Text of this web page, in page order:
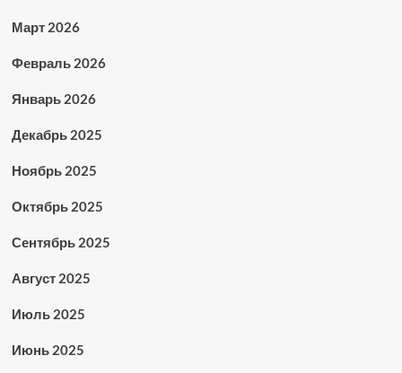
Март 2026
Февраль 2026
Январь 2026
Декабрь 2025
Ноябрь 2025
Октябрь 2025
Сентябрь 2025
Август 2025
Июль 2025
Июнь 2025